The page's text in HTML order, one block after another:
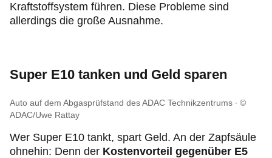
Kraftstoffsystem führen. Diese Probleme sind
allerdings die große Ausnahme.
Super E10 tanken und Geld sparen
Auto auf dem Abgasprüfstand des ADAC Technikzentrums
©
ADAC/Uwe Rattay
Wer Super E10 tankt, spart Geld. An der Zapfsäule
ohnehin: Denn der Kostenvorteil gegenüber E5